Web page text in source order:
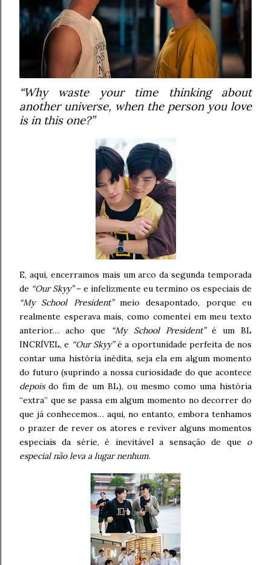
“Why waste your time thinking about
another universe, when the person you love
is in this one?”
E, aqui, encerramos mais um arco da segunda temporada
de “Our Skyy”– e infelizmente eu termino os especiais de
“My School President”meio desapontado, porque eu
realmente esperava mais, como comentei em meu texto
anterior… acho que “My School President”é um BL
INCRÍVEL, e “Our Skyy”é a oportunidade perfeita de nos
contar uma história inédita, seja ela em algum momento
do futuro (suprindo a nossa curiosidade do que acontece
depoisdo fim de um BL), ou mesmo como uma história
“extra” que se passa em algum momento no decorrer do
que já conhecemos… aqui, no entanto, embora tenhamos
o prazer de rever os atores e reviver alguns momentos
especiais da série, é inevitável a sensação de queo
especial não leva a lugar nenhum.